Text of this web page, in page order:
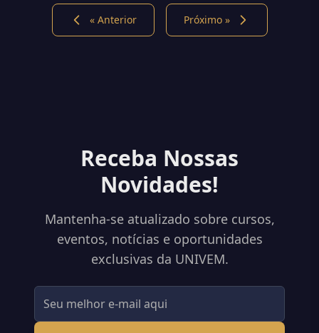
« Anterior Próximo »
Receba Nossas
Novidades!
Mantenha-se atualizado sobre cursos,
eventos, notícias e oportunidades
exclusivas da UNIVEM.